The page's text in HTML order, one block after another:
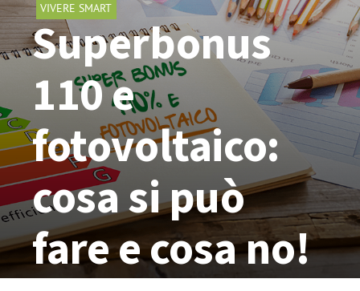
VIVERE SMART
Superbonus
110 e
fotovoltaico:
cosa si può
fare e cosa no!